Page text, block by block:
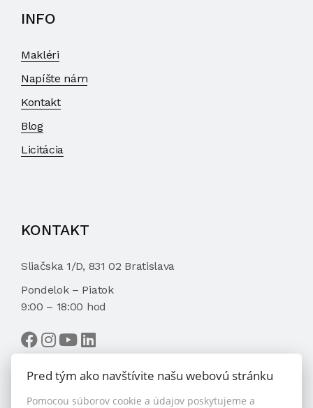
INFO
Makléri
Napíšte nám
Kontakt
Blog
Licitácia
KONTAKT
Sliačska 1/D, 831 02 Bratislava
Pondelok – Piatok
9:00 – 18:00 hod
VYBRAŤ MAKLÉRA
Pred tým ako navštívite našu webovú stránku
Pomocou súborov cookie a údajov poskytujeme a